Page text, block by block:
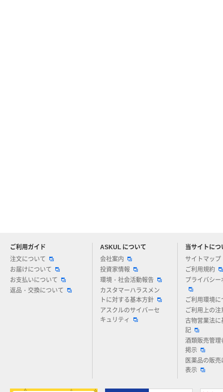
ご利用ガイド
注文について
お届けについて
お支払いについて
返品・交換について
ASKUL について
会社案内
投資家情報
環境・社会活動報告
カスタマーハラスメン
トに対する基本方針
アスクルのサイバーセ
キュリティ
当サイトにつ
サイトマップ
ご利用規約
プライバシー
ご利用環境に
ご利用上の注
古物営業法に
記
酒類販売管理
掲示
医薬品の販売
表示
アスクルについてお気軽にご質問ください